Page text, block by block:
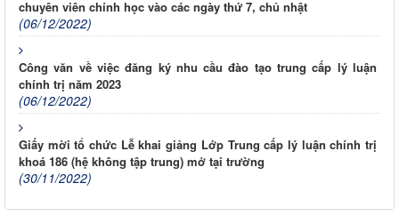
chuyên viên chính học vào các ngày thứ 7, chủ nhật
(06/12/2022)
Công văn về việc đăng ký nhu cầu đào tạo trung cấp lý luận
chính trị năm 2023
(06/12/2022)
Giấy mời tổ chức Lễ khai giảng Lớp Trung cấp lý luận chính trị
khoá 186 (hệ không tập trung) mở tại trường
(30/11/2022)